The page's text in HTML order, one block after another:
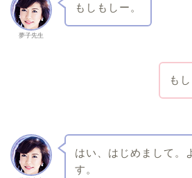
夢子先生
もしもしー。
も
はい、はじめまして。
す。